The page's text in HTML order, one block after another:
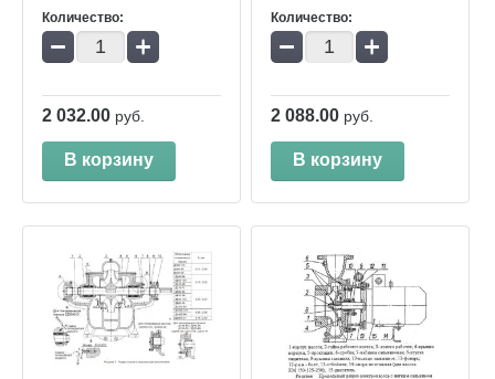
Количество:
− +
2 032.00 руб.
В корзину
Количество:
− +
2 088.00 руб.
В корзину